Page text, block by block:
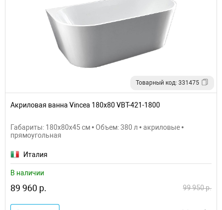
Товарный код: 331475
Акриловая ванна Vincea 180x80 VBT-421-1800
Габариты: 180x80x45 см • Объем: 380 л • акриловые •
прямоугольная
Италия
В наличии
89 960 р. 99 950 р.